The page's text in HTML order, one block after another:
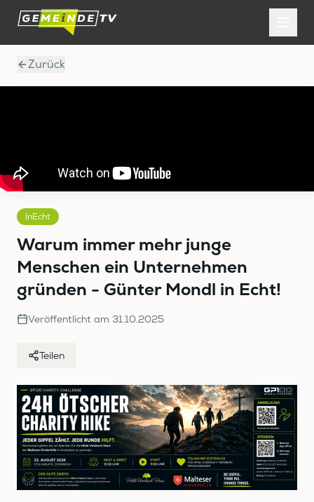
Zurück
InEcht
Warum immer mehr junge
Menschen ein Unternehmen
gründen - Günter Mondl in Echt!
Veröffentlicht am 31.10.2025
Teilen